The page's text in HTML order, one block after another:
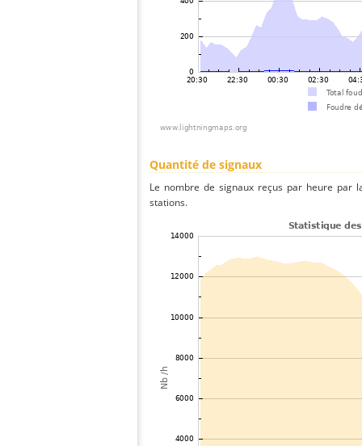
Quantité de signaux
Le nombre de signaux reçus par heure par
stations.